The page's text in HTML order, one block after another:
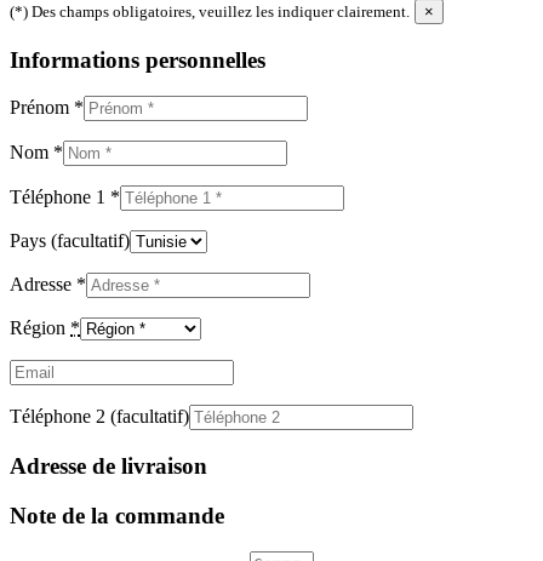
(*) Des champs obligatoires, veuillez les indiquer clairement. ×
Informations personnelles
Prénom *
Nom *
Téléphone 1 *
Pays (facultatif)
Adresse *
Région *
Email
Téléphone 2 (facultatif)
Adresse de livraison
Note de la commande